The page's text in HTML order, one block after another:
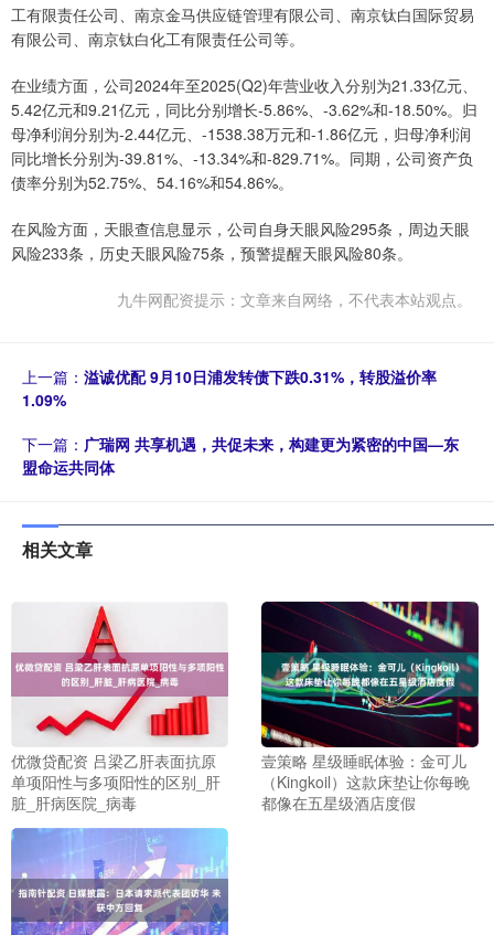
工有限责任公司、南京金马供应链管理有限公司、南京钛白国际贸易
有限公司、南京钛白化工有限责任公司等。
在业绩方面，公司2024年至2025(Q2)年营业收入分别为21.33亿元、
5.42亿元和9.21亿元，同比分别增长-5.86%、-3.62%和-18.50%。归
母净利润分别为-2.44亿元、-1538.38万元和-1.86亿元，归母净利润
同比增长分别为-39.81%、-13.34%和-829.71%。同期，公司资产负
债率分别为52.75%、54.16%和54.86%。
在风险方面，天眼查信息显示，公司自身天眼风险295条，周边天眼
风险233条，历史天眼风险75条，预警提醒天眼风险80条。
九牛网配资提示：文章来自网络，不代表本站观点。
上一篇： 溢诚优配 9月10日浦发转债下跌0.31%，转股溢价率
1.09%
下一篇： 广瑞网 共享机遇，共促未来，构建更为紧密的中国—东
盟命运共同体
相关文章
优微贷配资 吕梁乙肝表面抗原
单项阳性与多项阳性的区别_肝
脏_肝病医院_病毒
壹策略 星级睡眠体验：金可儿
（Kingkoil）这款床垫让你每晚
都像在五星级酒店度假